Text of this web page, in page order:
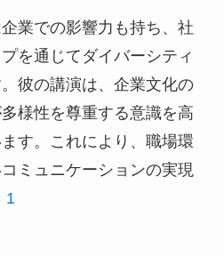
業での影響力も持ち、社
を通じてダイバーシティ
彼の講演は、企業文化の
様性を尊重する意識を高
す。これにより、職場環
ミュニケーションの実現
1